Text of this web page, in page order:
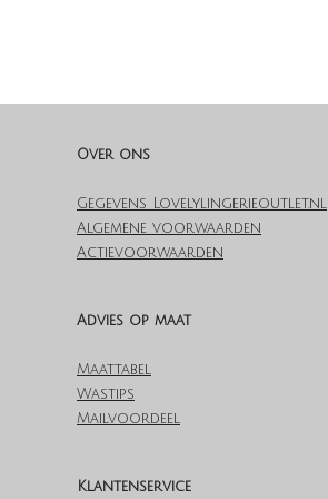
Over ons
Gegevens Lovelylingerieoutlet.nl
Algemene voorwaarden
Actievoorwaarden
Advies op maat
Maattabel
Wastips
Mailvoordeel
Klantenservice